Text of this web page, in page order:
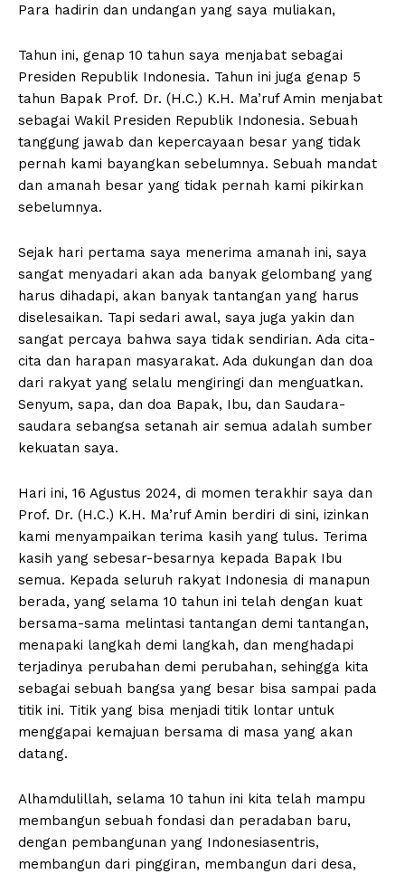
Para hadirin dan undangan yang saya muliakan,
Tahun ini, genap 10 tahun saya menjabat sebagai
Presiden Republik Indonesia. Tahun ini juga genap 5
tahun Bapak Prof. Dr. (H.C.) K.H. Ma’ruf Amin menjabat
sebagai Wakil Presiden Republik Indonesia. Sebuah
tanggung jawab dan kepercayaan besar yang tidak
pernah kami bayangkan sebelumnya. Sebuah mandat
dan amanah besar yang tidak pernah kami pikirkan
sebelumnya.
Sejak hari pertama saya menerima amanah ini, saya
sangat menyadari akan ada banyak gelombang yang
harus dihadapi, akan banyak tantangan yang harus
diselesaikan. Tapi sedari awal, saya juga yakin dan
sangat percaya bahwa saya tidak sendirian. Ada cita-
cita dan harapan masyarakat. Ada dukungan dan doa
dari rakyat yang selalu mengiringi dan menguatkan.
Senyum, sapa, dan doa Bapak, Ibu, dan Saudara-
saudara sebangsa setanah air semua adalah sumber
kekuatan saya.
Hari ini, 16 Agustus 2024, di momen terakhir saya dan
Prof. Dr. (H.C.) K.H. Ma’ruf Amin berdiri di sini, izinkan
kami menyampaikan terima kasih yang tulus. Terima
kasih yang sebesar-besarnya kepada Bapak Ibu
semua. Kepada seluruh rakyat Indonesia di manapun
berada, yang selama 10 tahun ini telah dengan kuat
bersama-sama melintasi tantangan demi tantangan,
menapaki langkah demi langkah, dan menghadapi
terjadinya perubahan demi perubahan, sehingga kita
sebagai sebuah bangsa yang besar bisa sampai pada
titik ini. Titik yang bisa menjadi titik lontar untuk
menggapai kemajuan bersama di masa yang akan
datang.
Alhamdulillah, selama 10 tahun ini kita telah mampu
membangun sebuah fondasi dan peradaban baru,
dengan pembangunan yang Indonesiasentris,
membangun dari pinggiran, membangun dari desa,